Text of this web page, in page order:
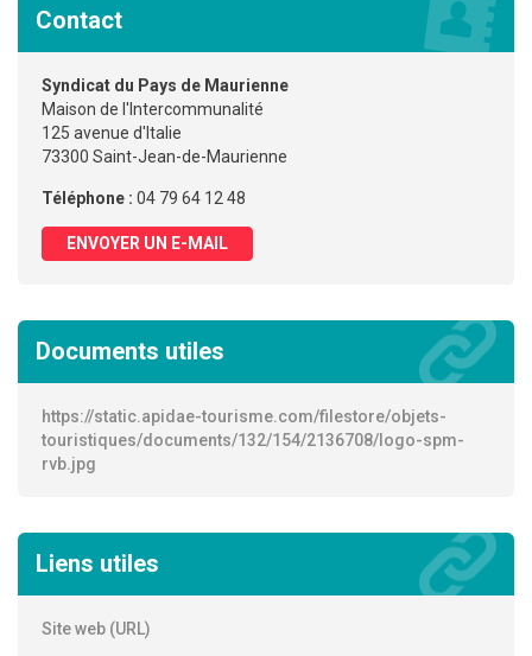
Contact
Syndicat du Pays de Maurienne
Maison de l'Intercommunalité
125 avenue d'Italie
73300 Saint-Jean-de-Maurienne
Téléphone : 04 79 64 12 48
ENVOYER UN E-MAIL
Documents utiles
https://static.apidae-tourisme.com/filestore/objets-
touristiques/documents/132/154/2136708/logo-spm-
rvb.jpg
Liens utiles
Site web (URL)